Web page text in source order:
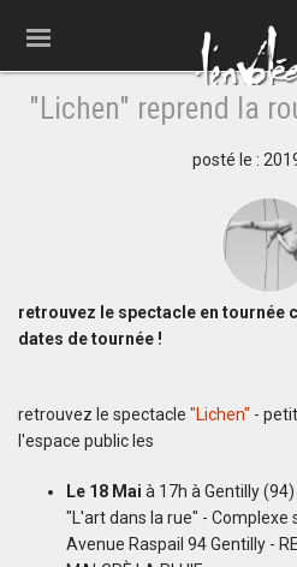
"Lichen" reprend la
posté le :
retrouvez le spectacle en tournée
dates de tournée !
retrouvez le spectacle "Lichen" -
l'espace public les
Le 18 Mai à 17h à Gentilly
"L'art dans la rue" -
Avenue Raspail 94 Gentilly -